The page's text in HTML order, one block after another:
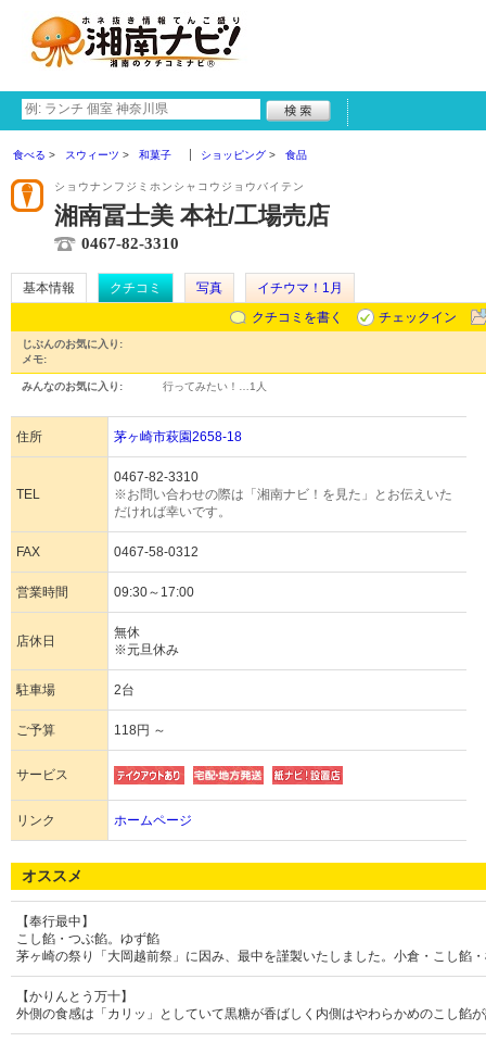
食べる スウィーツ 和菓子 ショッピング 食品
ショウナンフジミホンシャコウジョウバイテン
湘南冨士美 本社/工場売店
0467-82-3310
基本情報 クチコミ 写真
イチウマ！1月
クチコミを書く
チェックイン
じぶんのお気に入り:
メモ:
みんなのお気に入り: 行ってみたい！… 1人
住所 茅ヶ崎市萩園2658-18
TEL
0467-82-3310
※お問い合わせの際は「湘南ナビ！を見た」とお伝えいた
だければ幸いです。
FAX 0467-58-0312
営業時間 09:30～17:00
店休日
無休
※元旦休み
駐車場 2台
ご予算 118円 ～
サービス
リンク ホームページ
オススメ
【奉行最中】
こし餡・つぶ餡。ゆず餡
茅ヶ崎の祭り「大岡越前祭」に因み、最中を謹製いたしました。小倉・こし餡
【かりんとう万十】
外側の食感は「カリッ」としていて黒糖が香ばしく内側はやわらかめのこし餡